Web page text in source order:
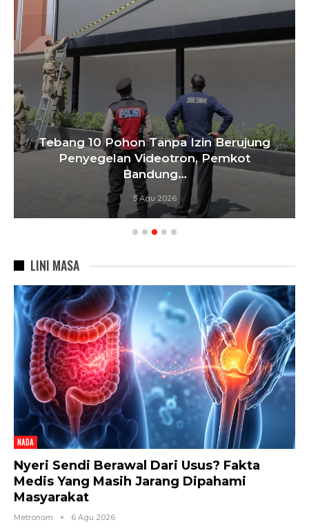
Tebang 10 Pohon Tanpa Izin Berujung
Penyegelan Videotron, Pemkot
Bandung…
5 Agu 2026
LINI MASA
NADA
Nyeri Sendi Berawal Dari Usus? Fakta
Medis Yang Masih Jarang Dipahami
Masyarakat
Metronom 6 Agu 2026